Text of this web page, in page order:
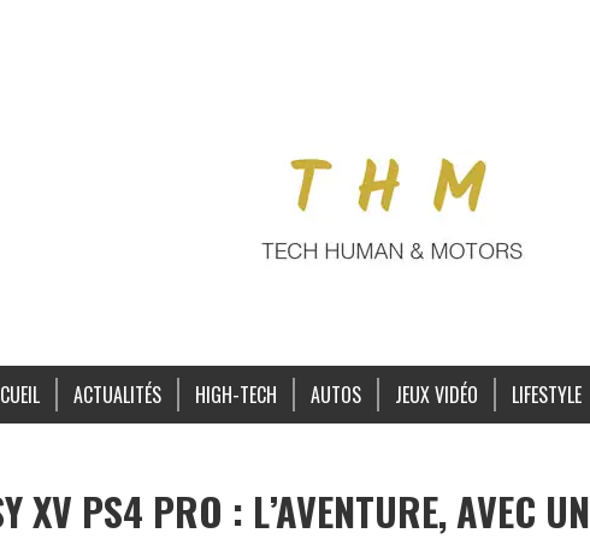
ACTUALITÉS HIGH-TECH AUTOS JEUX VIDÉO LIFESTYLE
XV PS4 PRO : L’AVENTURE, AVEC UN